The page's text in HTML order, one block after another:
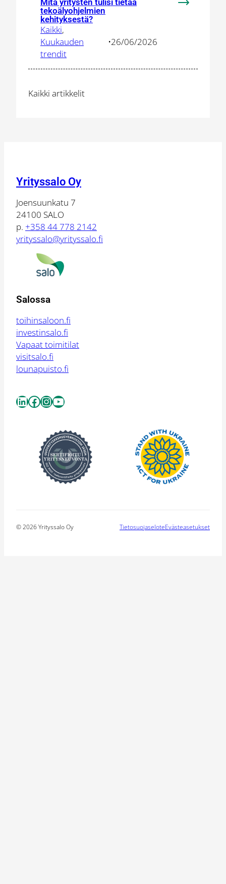
Mitä yritysten tulisi tietää
tekoälyohjelmien
kehityksestä?
Kaikki
Kuukauden
trendit
•26/06/2026
Kaikki artikkelit
Yrityssalo Oy
Joensuunkatu 7
24100 SALO
p. +358 44 778 2142
yrityssalo@yrityssalo.fi
Salossa
toihinsaloon.fi
investinsalo.fi
Vapaat toimitilat
visitsalo.fi
lounapuisto.fi
LinkedIn
Facebook
Instagram
YouTube
© 2026 Yrityssalo Oy TietosuojaseloteEvästeasetukset